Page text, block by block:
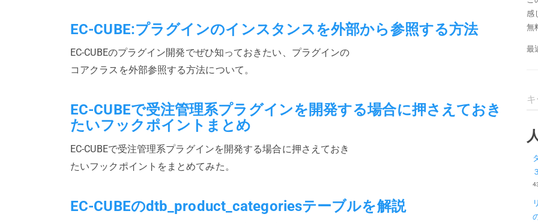
EC-CUBE:プラグインのインスタンスを外部から参照する方法
EC-CUBEのプラグイン開発でぜひ知っておきたい、プラグインの
コアクラスを外部参照する方法について。
EC-CUBEで受注管理系プラグインを開発する場合に押さえておき
たいフックポイントまとめ
EC-CUBEで受注管理系プラグインを開発する場合に押さえておき
たいフックポイントをまとめてみた。
EC-CUBEのdtb_product_categoriesテーブルを解説
感
無
最